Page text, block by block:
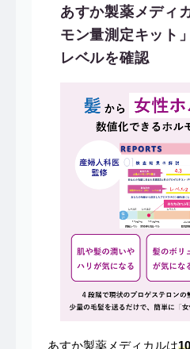
あすか製薬メディ
モン量測定キット
レベルを確認
あすか製薬メディカルは